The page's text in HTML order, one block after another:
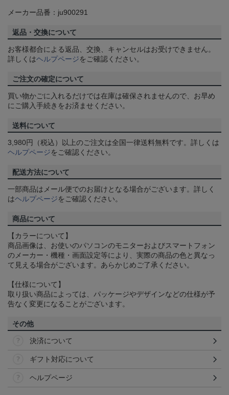
メーカー品番：ju900291
返品・交換について
お客様都合による返品、交換、キャンセルはお受けできません。
詳しくはヘルプページをご確認ください。
ご注文の確定について
買い物かごに入れるだけでは在庫は確保されませんので、お早め
にご購入手続きをお済ませください。
送料について
3,980円（税込）以上のご注文は全国一律送料無料です。詳しくは
ヘルプページをご確認ください。
配送方法について
一部商品はメール便でのお届けとなる場合がございます。詳しく
はヘルプページをご確認ください。
商品について
【カラーについて】
商品画像は、お使いのパソコンのモニターおよびスマートフォン
のメーカー・機種・画面設定等により、実際の商品の色と異なっ
て見える場合がございます。あらかじめご了承ください。
【仕様について】
取り扱い商品によっては、パッケージやデザインなどの仕様が予
告なく変更になることがございます。
その他
決済について
ギフト対応について
ヘルプページ